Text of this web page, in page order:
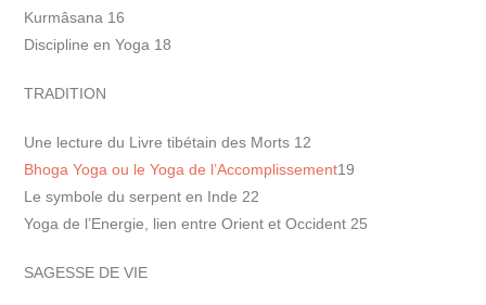
Kurmâsana 16
Discipline en Yoga 18
TRADITION
Une lecture du Livre tibétain des Morts 12
Bhoga Yoga ou le Yoga de l’Accomplissement19
Le symbole du serpent en Inde 22
Yoga de l’Energie, lien entre Orient et Occident 25
SAGESSE DE VIE